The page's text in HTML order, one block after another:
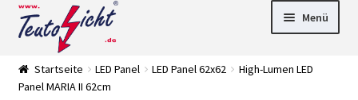
Zur
Navigation
springen
Springe
zum
Menü
►
Startseite LED Panel LED Panel 62x62
High-Lumen LED
Panel MARIA II 62cm